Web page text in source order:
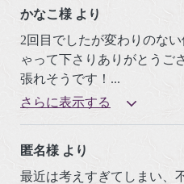
かなこ様 より
2回目でしたが変わりのな
ゃって下さりありがとうご
張れそうです！ ...
さらに表示する
匿名様 より
最近は考えすぎてしまい、